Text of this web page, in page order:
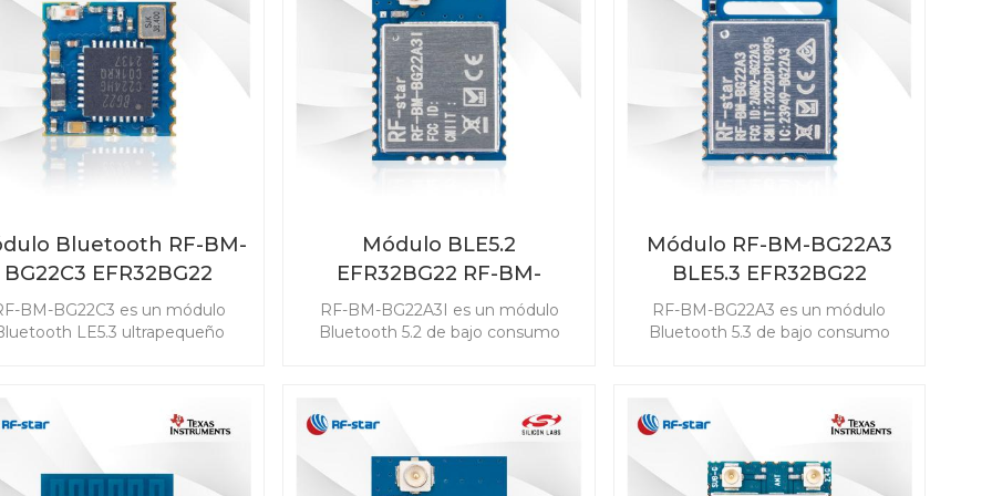
opción para simplificar su
trabajo de diseño.
RF.
dispositivo Matter.
Bluetooth RF-BM-
BG22C3 EFR32BG22
BM-BG22C3 es un módulo
LE5.3 ultrapequeño
energía ultrabajo prolonga la
botón. Los potentes recursos
el módulo con funciones
Módulo BLE5.2
EFR32BG22 RF-BM-
BG22A3I
RF-BM-BG22A3I es un módulo
Bluetooth 5.2 de bajo consumo
larga de una batería de tipo botón.
Este módulo maestro-esclavo BLE
tiene el mejor consumo de energía
ultrabajo de su clase. Los potentes
Módulo RF-BM-BG22A3
BLE5.3 EFR32BG22
RF-BM-BG22A3 es un módulo
Bluetooth 5.3 de bajo consumo
larga de una batería de tipo botón.
Este módulo EFR32BG22 tiene el
mejor consumo de energía
ultrabajo de su clase. Los potentes